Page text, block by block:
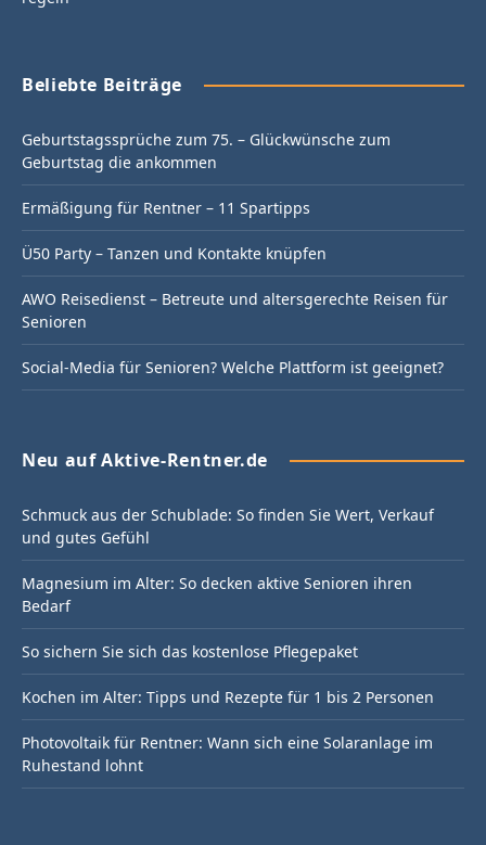
Beliebte Beiträge
Geburtstagssprüche zum 75. – Glückwünsche zum
Geburtstag die ankommen
Ermäßigung für Rentner – 11 Spartipps
Ü50 Party – Tanzen und Kontakte knüpfen
AWO Reisedienst – Betreute und altersgerechte Reisen für
Senioren
Social-Media für Senioren? Welche Plattform ist geeignet?
Neu auf Aktive-Rentner.de
Schmuck aus der Schublade: So finden Sie Wert, Verkauf
und gutes Gefühl
Magnesium im Alter: So decken aktive Senioren ihren
Bedarf
So sichern Sie sich das kostenlose Pflegepaket
Kochen im Alter: Tipps und Rezepte für 1 bis 2 Personen
Photovoltaik für Rentner: Wann sich eine Solaranlage im
Ruhestand lohnt